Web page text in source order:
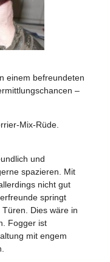
einem befreundeten
–
Mix-Rüde.
und
spazieren. Mit
nicht gut
springt
Dies wäre in
Fogger ist
mit engem